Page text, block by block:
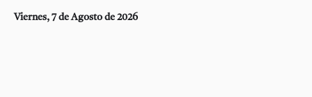
Viernes, 7 de Agosto de 2026